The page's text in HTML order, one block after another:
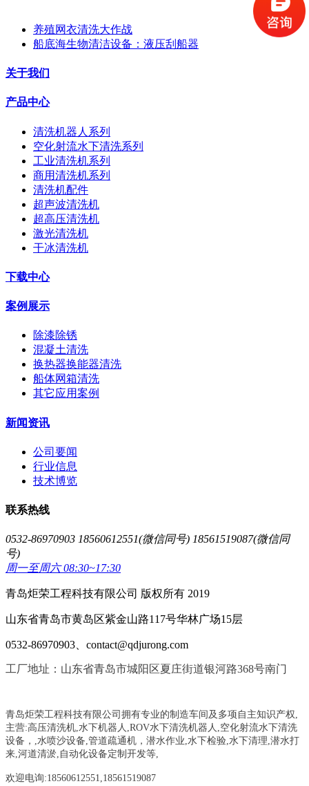
养殖网衣清洗大作战
船底海生物清洁设备：液压刮船器
关于我们
产品中心
清洗机器人系列
空化射流水下清洗系列
工业清洗机系列
商用清洗机系列
清洗机配件
超声波清洗机
超高压清洗机
激光清洗机
干冰清洗机
下载中心
案例展示
除漆除锈
混凝土清洗
换热器换能器清洗
船体网箱清洗
其它应用案例
新闻资讯
公司要闻
行业信息
技术博览
联系热线
0532-86970903 18560612551(微信同号) 18561519087(微信同
号)
周一至周六 08:30~17:30
青岛炬荣工程科技有限公司 版权所有 2019
山东省青岛市黄岛区紫金山路117号华林广场15层
0532-86970903、contact@qdjurong.com
工厂地址：山东省青岛市城阳区夏庄街道银河路368号南门
青岛炬荣工程科技有限公司拥有专业的制造车间及多项自主知识产权,
主营:高压清洗机,水下机器人,ROV水下清洗机器人,空化射流水下清洗
设备， ,水喷沙设备,管道疏通机 ， 潜水作业,水下检验,水下清理,潜水打
来,河道清淤,自动化设备定制开发等,
欢迎电询:18560612551,18561519087